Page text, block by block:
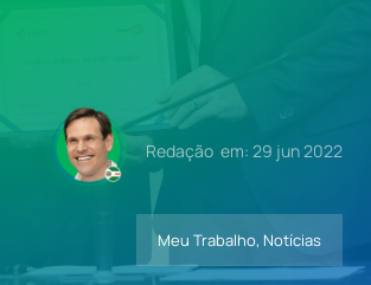
Redação em: 29 jun 2022
Meu Trabalho, Notícias